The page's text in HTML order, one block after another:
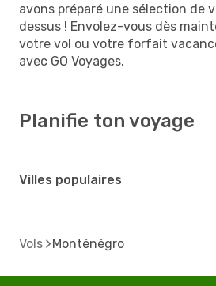
avons préparé une sélection de
dessus ! Envolez-vous dès
votre vol ou votre forfait
avec GO Voyages.
Planifie ton voyage
Villes populaires
Vols Monténégro